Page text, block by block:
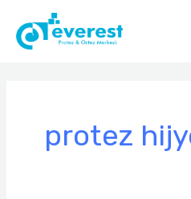
atla
protez